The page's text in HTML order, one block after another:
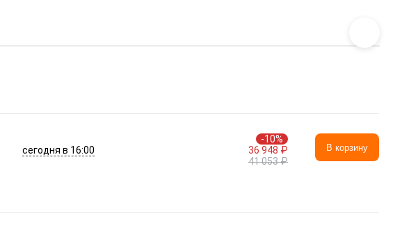
сегодня в 16:00
-10%
36 948 ₽
41 053 ₽
В корзину